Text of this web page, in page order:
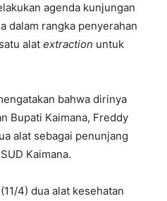
agenda kunjungan
dalam rangka penyerahan
alat extraction untuk
bahwa dirinya
Bupati Kaimana, Freddy
alat sebagai penunjang
Kaimana.
4) dua alat kesehatan